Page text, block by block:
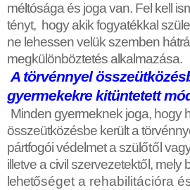
méltósága és joga van. Fel kell
tényt, hogy akik fogyatékkal
ne lehessen velük szemben
megkülönböztetés alkalmazása.
A törvénnyel
gyermekekre kitüntetett
Minden gyermeknek joga, hogy
összeütközésbe került a
pártfogói védelmet a szülőtő l
illetve a civil szervezetektő l, mely
lehetőséget a rehabilitációra